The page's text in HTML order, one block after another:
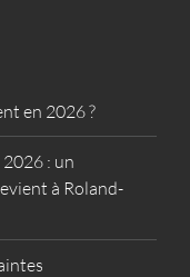
en 2026 ?
: un
à Roland-